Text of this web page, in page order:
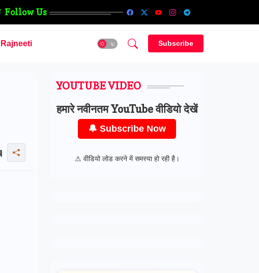
Follow Us
Rajneeti Subscribe
YOUTUBE VIDEO
हमारे नवीनतम YouTube वीडियो देखें
🔔 Subscribe Now
⚠ वीडियो लोड करने में समस्या हो रही है।